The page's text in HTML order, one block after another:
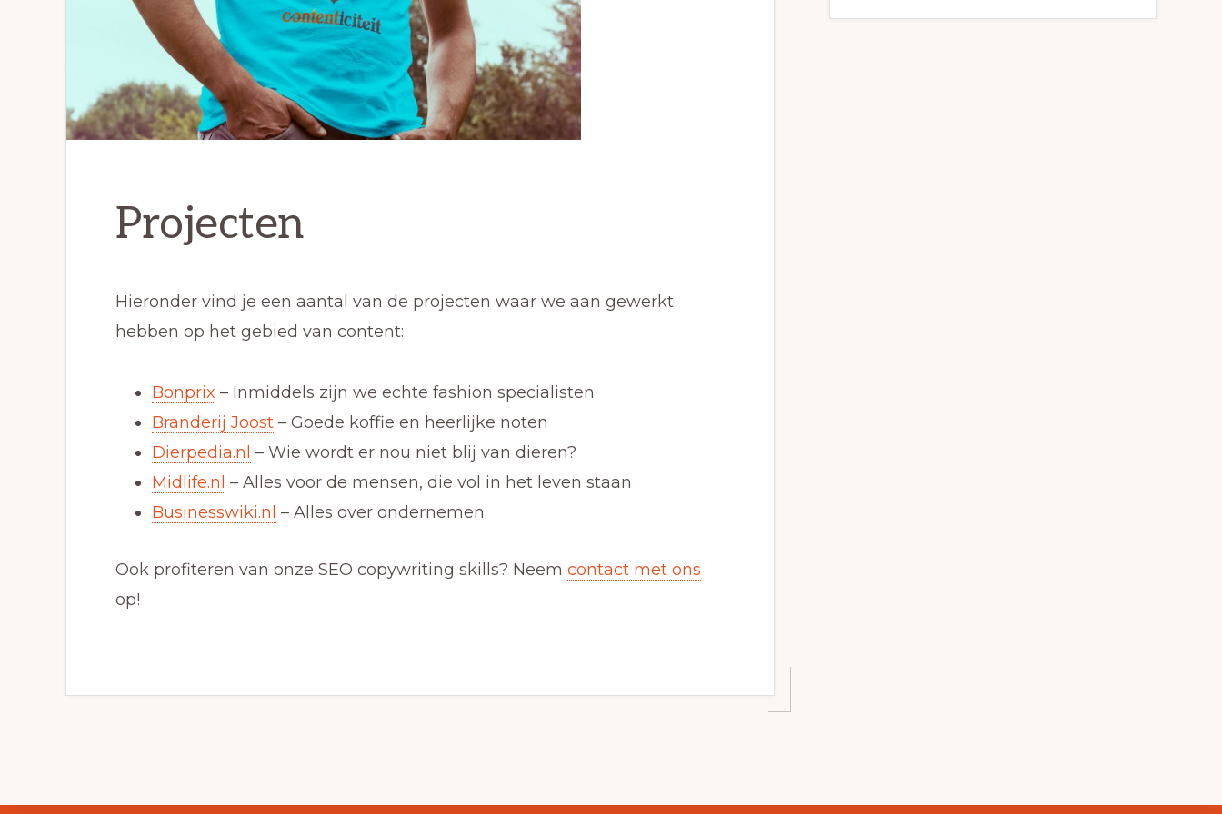
Projecten
Hieronder vind je een aantal van de projecten waar we aan gewerkt
hebben op het gebied van content:
Bonprix – Inmiddels zijn we echte fashion specialisten
Branderij Joost – Goede koffie en heerlijke noten
Dierpedia.nl – Wie wordt er nou niet blij van dieren?
Midlife.nl – Alles voor de mensen, die vol in het leven staan
Businesswiki.nl – Alles over ondernemen
Ook profiteren van onze SEO copywriting skills? Neem contact met ons
op!